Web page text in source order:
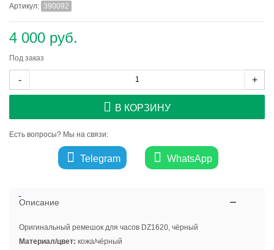
Артикул: 390092
4 000 руб.
Под заказ
- +
В КОРЗИНУ
Есть вопросы? Мы на связи:
Telegram WhatsApp
Описание
Оригинальный ремешок для часов DZ1620, чёрный
Материал/цвет: кожа/чёрный